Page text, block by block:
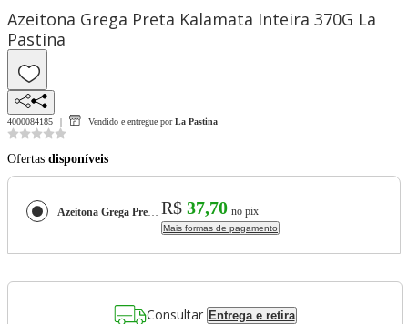
Azeitona Grega Preta Kalamata Inteira 370G La
Pastina
4000084185 Vendido e entregue por La Pastina
Ofertas disponíveis
Azeitona Grega Preta Kalamata Inteira 370G La Pastina R$ 37,70 no pix
Mais formas de pagamento
Consultar Entrega e retira